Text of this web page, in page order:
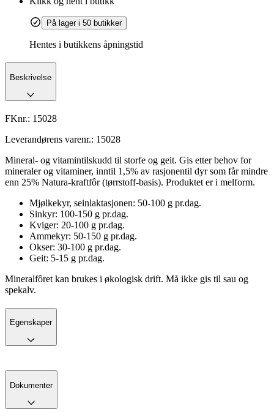
På lager i 50 butikker
Hentes i butikkens åpningstid
Beskrivelse
FKnr.: 15028
Leverandørens varenr.: 15028
Mineral- og vitamintilskudd til storfe og geit. Gis etter behov for
mineraler og vitaminer, inntil 1,5% av rasjonentil dyr som får mindre
enn 25% Natura-kraftfôr (tørrstoff-basis). Produktet er i melform.
Mjølkekyr, seinlaktasjonen: 50-100 g pr.dag.
Sinkyr: 100-150 g pr.dag.
Kviger: 20-100 g pr.dag.
Ammekyr: 50-150 g pr.dag.
Okser: 30-100 g pr.dag.
Geit: 5-15 g pr.dag.
Mineralfôret kan brukes i økologisk drift. Må ikke gis til sau og
spekalv.
Egenskaper
Dokumenter